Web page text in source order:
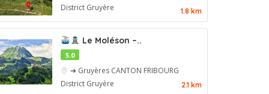
District Gruyère
1.8 km
Le Moléson –..
5.0
➔ Gruyères CANTON FRIBOURG
District Gruyère
2.1 km